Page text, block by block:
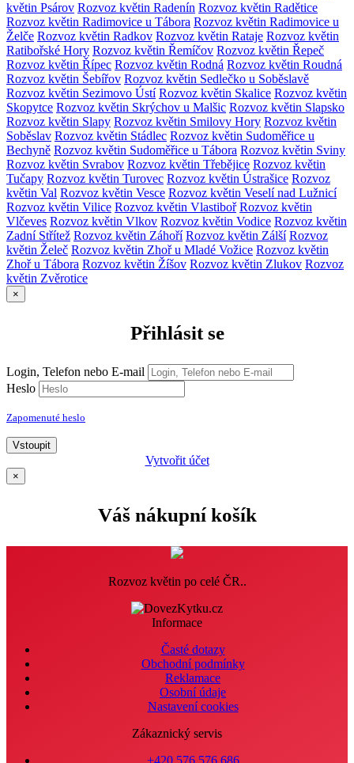
květin Psárov Rozvoz květin Radenín Rozvoz květin Radětice
Rozvoz květin Radimovice u Tábora Rozvoz květin Radimovice u
Želče Rozvoz květin Radkov Rozvoz květin Rataje Rozvoz květin
Ratibořské Hory Rozvoz květin Řemíčov Rozvoz květin Řepeč
Rozvoz květin Řípec Rozvoz květin Rodná Rozvoz květin Roudná
Rozvoz květin Šebířov Rozvoz květin Sedlečko u Soběslavě
Rozvoz květin Sezimovo Ústí Rozvoz květin Skalice Rozvoz květin
Skopytce Rozvoz květin Skrýchov u Malšic Rozvoz květin Slapsko
Rozvoz květin Slapy Rozvoz květin Smilovy Hory Rozvoz květin
Soběslav Rozvoz květin Stádlec Rozvoz květin Sudoměřice u
Bechyně Rozvoz květin Sudoměřice u Tábora Rozvoz květin Sviny
Rozvoz květin Svrabov Rozvoz květin Třebějice Rozvoz květin
Tučapy Rozvoz květin Turovec Rozvoz květin Ústrašice Rozvoz
květin Val Rozvoz květin Vesce Rozvoz květin Veselí nad Lužnicí
Rozvoz květin Vilice Rozvoz květin Vlastiboř Rozvoz květin
Vlčeves Rozvoz květin Vlkov Rozvoz květin Vodice Rozvoz květin
Zadní Střítež Rozvoz květin Záhoří Rozvoz květin Zálší Rozvoz
květin Želeč Rozvoz květin Zhoř u Mladé Vožice Rozvoz květin
Zhoř u Tábora Rozvoz květin Žíšov Rozvoz květin Zlukov Rozvoz
květin Zvěrotice
×
Přihlásit se
Login, Telefon nebo E-mail
Heslo
Zapomenuté heslo
Vstoupit
Vytvořit účet
×
Váš nákupní košík
Rozvoz květin po celé ČR..
Informace
Časté dotazy
Obchodní podmínky
Reklamace
Osobní údaje
Nastavení cookies
Zákaznický servis
+420 576 576 686